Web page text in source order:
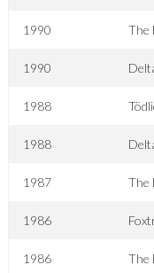
1990 The
1990
1988
1988
1987 The
1986
1986 The